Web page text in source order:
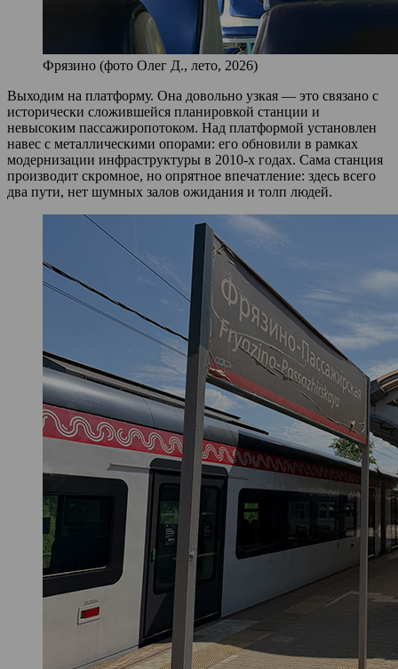
Фрязино (фото Олег Д., лето, 2026)
Выходим на платформу. Она довольно узкая — это связано с
исторически сложившейся планировкой станции и
невысоким пассажиропотоком. Над платформой установлен
навес с металлическими опорами: его обновили в рамках
модернизации инфраструктуры в 2010‑х годах. Сама станция
производит скромное, но опрятное впечатление: здесь всего
два пути, нет шумных залов ожидания и толп людей.